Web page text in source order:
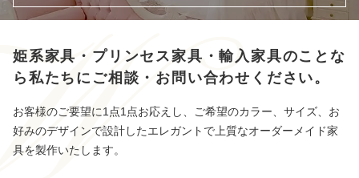
姫系家具・プリンセス家具・輸入家具のことな
ら 私たちにご相談・お問い合わせください。
お客様のご要望に1点1点お応えし、ご希望のカラー、サイズ、お
好みのデザインで設計したエレガントで上質なオーダーメイド家
具を製作いたします。